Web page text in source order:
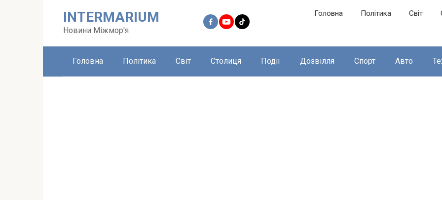
INTERMARIUM
Новини Міжмор'я
Головна Політика Світ
Головна Політика Світ Столиця Події Дозвілля Спорт Авто